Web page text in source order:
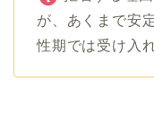
が、あくまで安
性期では受け入